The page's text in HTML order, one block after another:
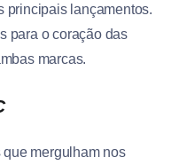
principais lançamentos.
para o coração das
marcas.
mergulham nos